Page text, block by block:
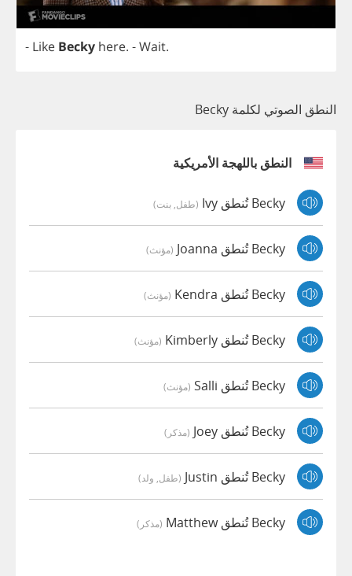
- Like Becky here. -Wait.
النطق الصوتي لكلمة Becky
النطق باللهجة الأمريكية
Becky تُنطق Ivy (طفل, بنت)
Becky تُنطق Joanna (مؤنث)
Becky تُنطق Kendra (مؤنث)
Becky تُنطق Kimberly (مؤنث)
Becky تُنطق Salli (مؤنث)
Becky تُنطق Joey (مذكر)
Becky تُنطق Justin (طفل, ولد)
Becky تُنطق Matthew (مذكر)